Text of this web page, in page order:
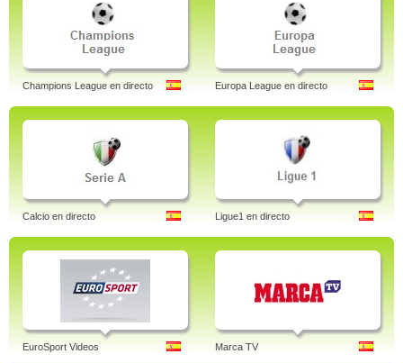
Champions League en directo Europa League en directo
Calcio en directo Ligue1 en directo
EuroSport Videos Marca TV